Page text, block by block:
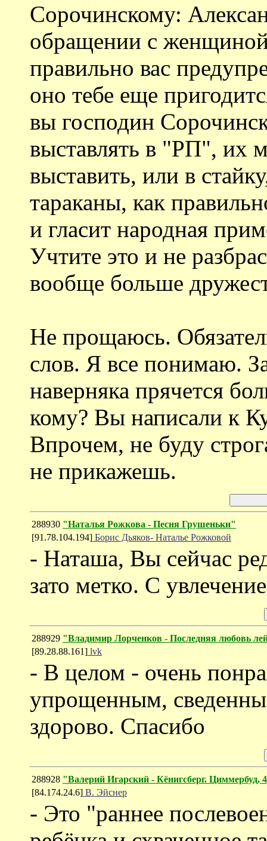
Сорочинскому:
обращении с
правильно вас
оно тебе еще
вы господин
выставлять в "РП", их
выставить, или в
тараканы, как
и гласит народная
Учтите это и не
вообще больше
Не прощаюсь.
слов. Я все понимаю.
наверняка прячется
кому? Вы написали к
Впрочем, не буду
не прикажешь.
288930 "Наталья Рожкова - Песня Грушеньки"
[91.78.104.194] Борис Дьяков- Наталье Рожковой
- Наташа, Вы сейчас
зато метко. С
288929 "Владимир Лорченков - Последняя любовь
[89.28.88.161] lvk
- В целом - очень
упрощенным,
здорово. Спасибо
288928 "Валерий Игарский - Кёнигсберг. Циммербуд,
[84.174.24.6] В. Эйснер
- Это "раннее